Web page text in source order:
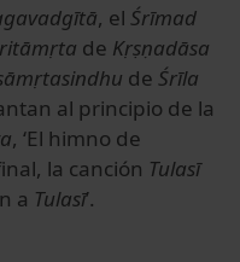
, el Śrīmad
de Kṛṣṇadāsa
de Śrīla
al principio de la
, ‘El himno de
la canción Tulasī
a Tulasī’.